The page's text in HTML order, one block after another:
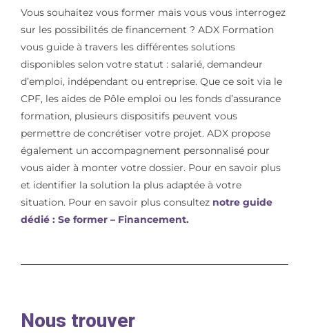
Vous souhaitez vous former mais vous vous interrogez
sur les possibilités de financement ? ADX Formation
vous guide à travers les différentes solutions
disponibles selon votre statut : salarié, demandeur
d’emploi, indépendant ou entreprise. Que ce soit via le
CPF, les aides de Pôle emploi ou les fonds d’assurance
formation, plusieurs dispositifs peuvent vous
permettre de concrétiser votre projet. ADX propose
également un accompagnement personnalisé pour
vous aider à monter votre dossier. Pour en savoir plus
et identifier la solution la plus adaptée à votre
situation. Pour en savoir plus consulteznotre guide
dédié : Se former – Financement.
Nous trouver